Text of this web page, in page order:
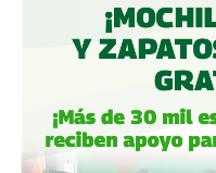
Fintech compró primero
garantizaban el control
concretó una oferta
alcanzó el 30.1% de
para mantener el control
francesa Vinci Airports
y jul. 2021; Folleto